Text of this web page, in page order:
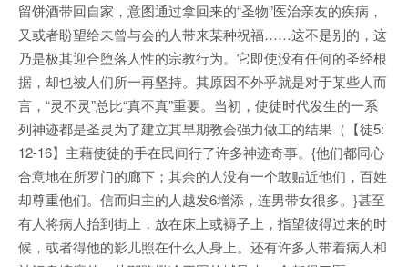
留饼酒带回自家，意图通过拿回来的“圣物”医治亲友的疾病，
又或者盼望给未曾与会的人带来某种祝福……这不是别的，这
乃是极其迎合堕落人性的宗教行为。它即使没有任何的圣经根
据，却也被人们所一再坚持。其原因不外乎就是对于某些人而
言，“灵不灵”总比“真不真”重要。当初，使徒时代发生的一系
列神迹都是圣灵为了建立其早期教会强力做工的结果（【徒5:
12-16】主藉使徒的手在民间行了许多神迹奇事。{他们都同心
合意地在所罗门的廊下；其余的人没有一个敢贴近他们，百姓
却尊重他们。信而归主的人越发6增添，连男带女很多。}甚至
有人将病人抬到街上，放在床上或褥子上，指望彼得过来的时
候，或者得他的影儿照在什么人身上。还有许多人带着病人和